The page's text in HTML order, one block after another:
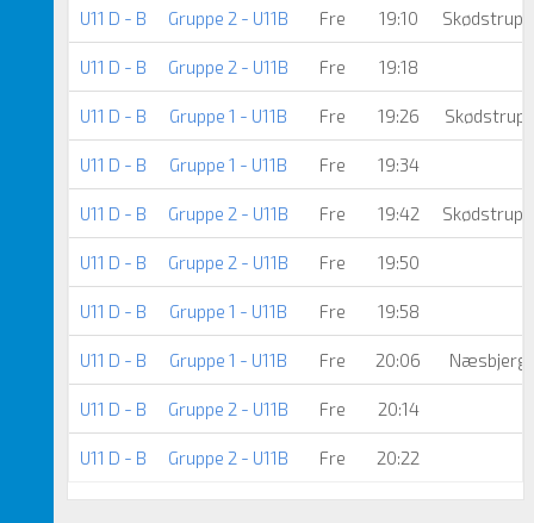
U11 D - B Gruppe 2 - U11B Fre 19:10 Skødstrup
U11 D - B Gruppe 2 - U11B Fre 19:18
U11 D - B Gruppe 1 - U11B Fre 19:26 Skødstrup
U11 D - B Gruppe 1 - U11B Fre 19:34
U11 D - B Gruppe 2 - U11B Fre 19:42 Skødstrup
U11 D - B Gruppe 2 - U11B Fre 19:50
U11 D - B Gruppe 1 - U11B Fre 19:58
U11 D - B Gruppe 1 - U11B Fre 20:06
U11 D - B Gruppe 2 - U11B Fre 20:14
U11 D - B Gruppe 2 - U11B Fre 20:22